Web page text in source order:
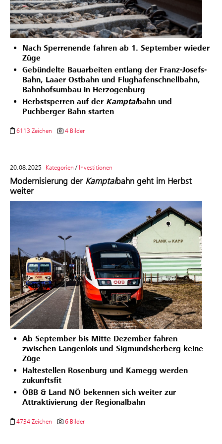
Nach Sperrenende fahren ab 1. September wieder
Züge
Gebündelte Bauarbeiten entlang der Franz-Josefs-
Bahn, Laaer Ostbahn und Flughafenschnellbahn,
Bahnhofsumbau in Herzogenburg
Herbstsperren auf der Kamptalbahn und
Puchberger Bahn starten
6113 Zeichen 4 Bilder
20.08.2025 Kategorien / Investitionen
Modernisierung der Kamptalbahn geht im Herbst
weiter
Ab September bis Mitte Dezember fahren
zwischen Langenlois und Sigmundsherberg keine
Züge
Haltestellen Rosenburg und Kamegg werden
zukunftsfit
ÖBB & Land NÖ bekennen sich weiter zur
Attraktivierung der Regionalbahn
4734 Zeichen 6 Bilder